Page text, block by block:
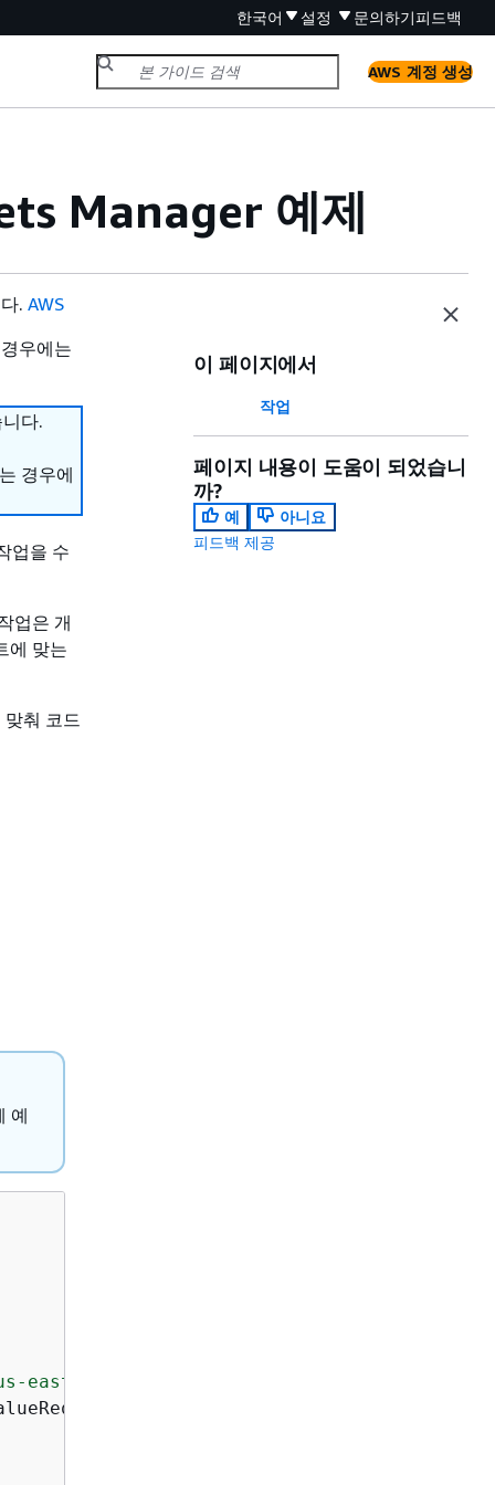
한국어 설정 문의하기피드백
AWS 계정 생성
Manager 예제
. AWS
우에는
다.
경우에
업을 수
업은 개
에 맞는
춰 코드
예
east-1"
이 페이지에서
작업
페이지 내용이 도움이 되었습니
까?
예
아니요
피드백 제공